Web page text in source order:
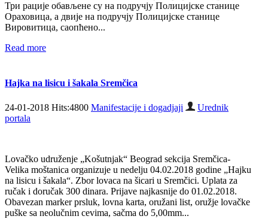
Три рације обављене су на подручју Полицијске станице
Ораховица, а двије на подручју Полицијске станице
Вировитица, саопћено...
Read more
Hajka na lisicu i šakala Sremčica
24-01-2018 Hits:4800 Manifestacije i dogadjaji
Urednik
portala
Lovačko udruženje „Košutnjak“ Beograd sekcija Sremčica-
Velika moštanica organizuje u nedelju 04.02.2018 godine „Hajku
na lisicu i šakala“. Zbor lovaca na šicari u Sremčici. Uplata za
ručak i doručak 300 dinara. Prijave najkasnije do 01.02.2018.
Obavezan marker prsluk, lovna karta, oružani list, oružje lovačke
puške sa neolučnim cevima, sačma do 5,00mm...